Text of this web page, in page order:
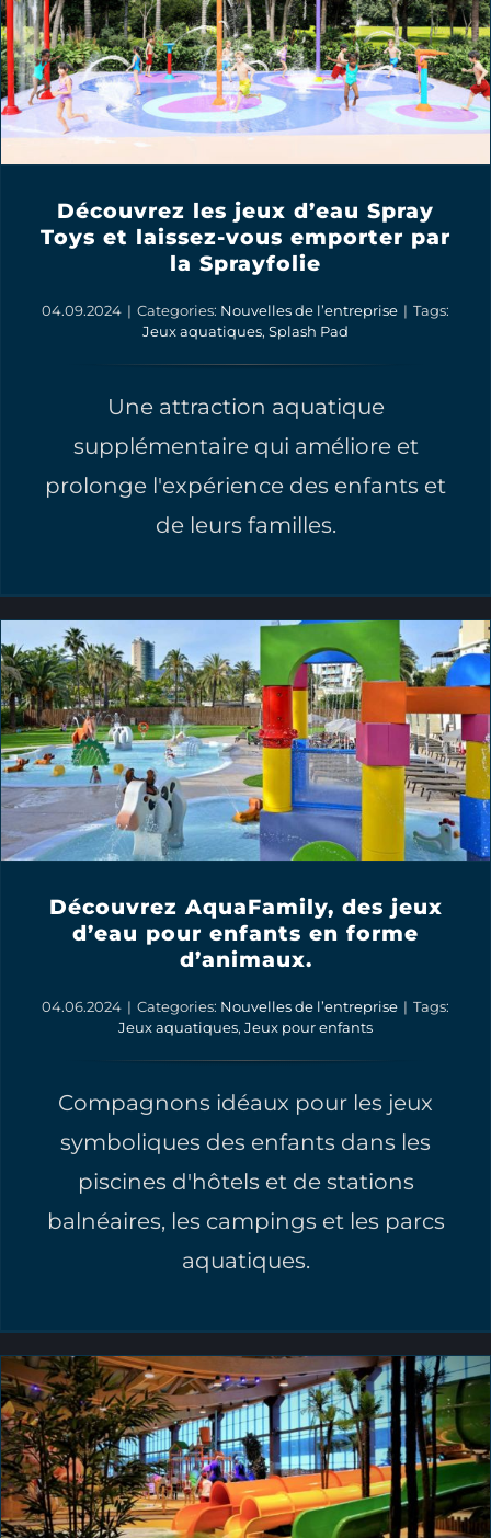
Découvrez les jeux d’eau Spray
Toys et laissez-vous emporter par
la Sprayfolie
04.09.2024 | Categories: Nouvelles de l’entreprise | Tags:
Jeux aquatiques, Splash Pad
Une attraction aquatique
supplémentaire qui améliore et
prolonge l'expérience des enfants et
de leurs familles.
Découvrez AquaFamily, des jeux
d’eau pour enfants en forme
d’animaux.
04.06.2024 | Categories: Nouvelles de l’entreprise | Tags:
Jeux aquatiques, Jeux pour enfants
Compagnons idéaux pour les jeux
symboliques des enfants dans les
piscines d'hôtels et de stations
balnéaires, les campings et les parcs
aquatiques.